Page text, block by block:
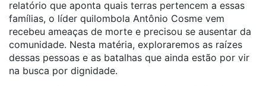
relatório que aponta quais terras pertencem a essas
famílias, o líder quilombola Antônio Cosme vem
recebeu ameaças de morte e precisou se ausentar da
comunidade. Nesta matéria, exploraremos as raízes
dessas pessoas e as batalhas que ainda estão por vir
na busca por dignidade.